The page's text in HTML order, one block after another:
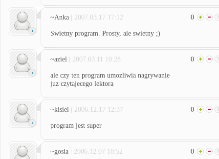
~Anka | 2007.03.17 17:12 0
Swietny program. Prosty, ale swietny ;)
~aziel | 2007.03.11 10:28 0
ale czy ten program umozliwia nagrywanie
juz czytajecego lektora
~kisiel | 2006.12.17 12:37 0
program jest super
~gosia | 2006.12.07 18:52 0